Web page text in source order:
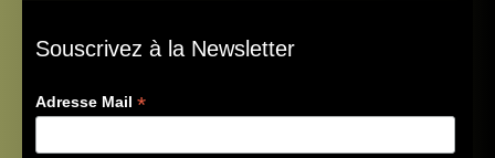
Souscrivez à la Newsletter
Adresse Mail*